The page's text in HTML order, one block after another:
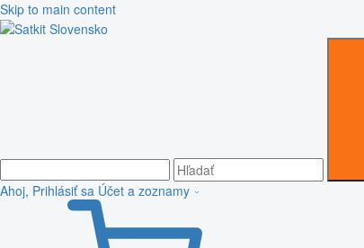
Skip to main content
Ahoj, Prihlásiť sa Účet a zoznamy